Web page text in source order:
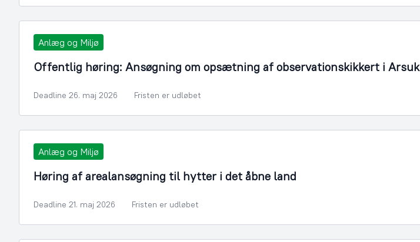
Anlæg og Miljø
Offentlig høring: Ansøgning om opsætning af observationskikkert i Arsuk
Deadline 26. maj 2026 Fristen er udløbet
Anlæg og Miljø
Høring af arealansøgning til hytter i det åbne land
Deadline 21. maj 2026 Fristen er udløbet